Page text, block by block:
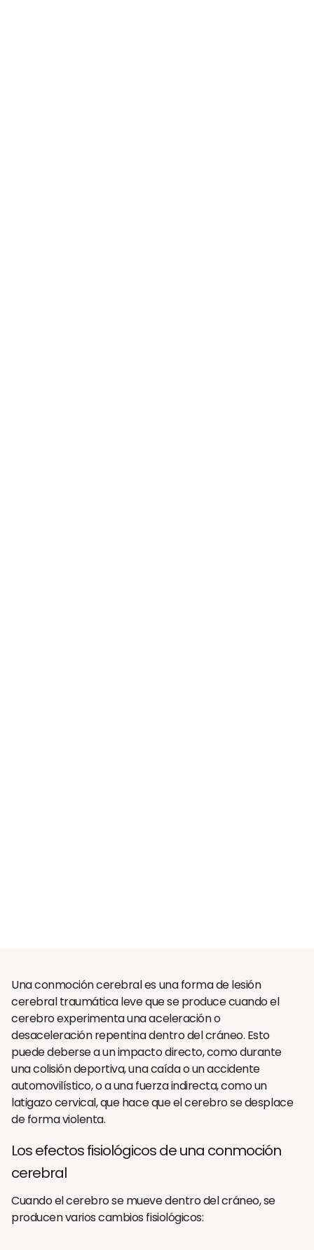
Una conmoción cerebral es una forma de lesión
cerebral traumática leve que se produce cuando el
cerebro experimenta una aceleración o
desaceleración repentina dentro del cráneo. Esto
puede deberse a un impacto directo, como durante
una colisión deportiva, una caída o un accidente
automovilístico, o a una fuerza indirecta, como un
latigazo cervical, que hace que el cerebro se desplace
de forma violenta.
Los efectos fisiológicos de una conmoción
cerebral
Cuando el cerebro se mueve dentro del cráneo, se
producen varios cambios fisiológicos: